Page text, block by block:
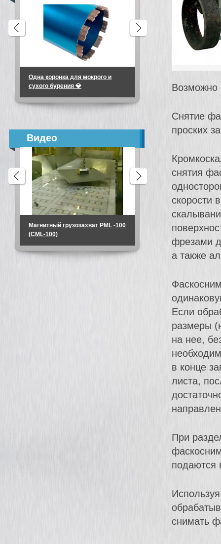
Одна коронка для мокрого и
сухого бурения 💎
микроударные для
Видео
Магнитный грузозахват PML -100
(CML-100)
Магнитный грузозахват
-1000 (CML-1000)
Возможно
Снятие
проских
снятия
скорости
фрезами
а также
Если
размеры
на нее,
в конце
листа,
При
подаются
снимать